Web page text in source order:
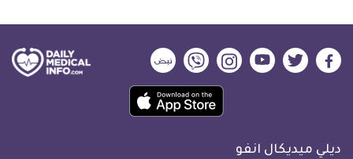
ديلي
فيسبوك
ديلي
تويتر
ديلي
ميديكال
يوتيوب
ديلي
ميديكال
انفو
ديلي
ميديكال
انفو
ديلي
ميديكال
انفو
حمل
تطبيق
ديلي ميديكال انفو